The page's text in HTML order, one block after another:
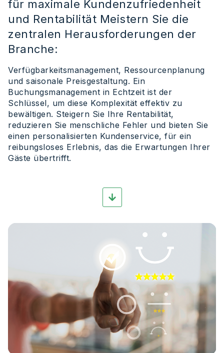
für maximale Kundenzufriedenheit
und Rentabilität Meistern Sie die
zentralen Herausforderungen der
Branche:
Verfügbarkeitsmanagement, Ressourcenplanung
und saisonale Preisgestaltung. Ein
Buchungsmanagement in Echtzeit ist der
Schlüssel, um diese Komplexität effektiv zu
bewältigen. Steigern Sie Ihre Rentabilität,
reduzieren Sie menschliche Fehler und bieten Sie
einen personalisierten Kundenservice, für ein
reibungsloses Erlebnis, das die Erwartungen Ihrer
Gäste übertrifft.